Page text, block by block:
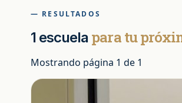
— RESULTADOS
1 escuela para tu
Mostrando página 1 de 1